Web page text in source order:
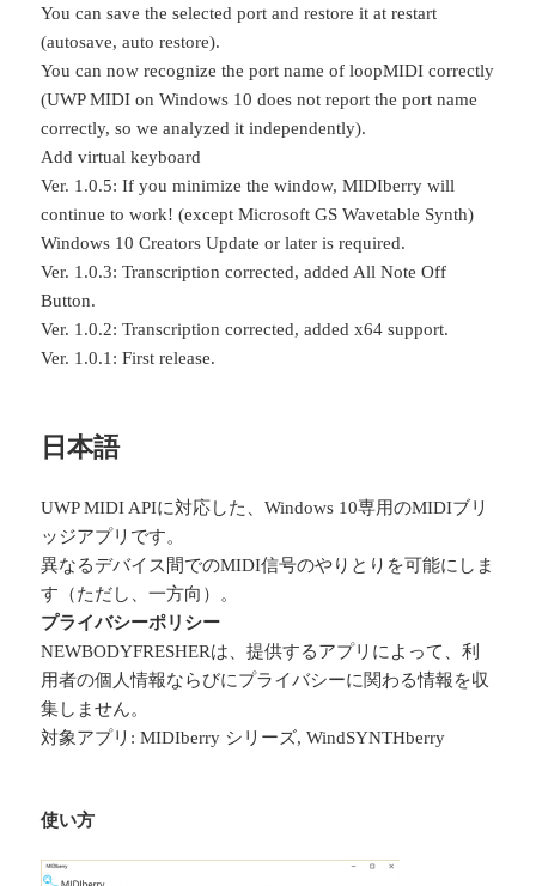
You can save the selected port and restore it at restart
(autosave, auto restore).
You can now recognize the port name of loopMIDI correctly
(UWP MIDI on Windows 10 does not report the port name
correctly, so we analyzed it independently).
Add virtual keyboard
Ver. 1.0.5: If you minimize the window, MIDIberry will
continue to work! (except Microsoft GS Wavetable Synth)
Windows 10 Creators Update or later is required.
Ver. 1.0.3: Transcription corrected, added All Note Off
Button.
Ver. 1.0.2: Transcription corrected, added x64 support.
Ver. 1.0.1: First release.
日本語
UWP MIDI APIに対応した、Windows 10専用のMIDIブリ
ッジアプリです。
異なるデバイス間でのMIDI信号のやりとりを可能にしま
す（ただし、一方向）。
プライバシーポリシー
NEWBODYFRESHERは、提供するアプリによって、利
用者の個人情報ならびにプライバシーに関わる情報を収
集しません。
対象アプリ: MIDIberry シリーズ, WindSYNTHberry
使い方